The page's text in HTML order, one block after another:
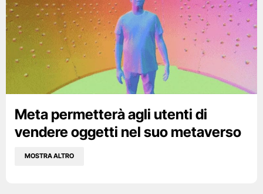
Meta permetterà agli utenti di
vendere oggetti nel suo metaverso
MOSTRA ALTRO